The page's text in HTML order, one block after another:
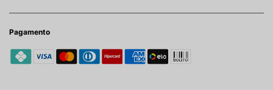
Pagamento